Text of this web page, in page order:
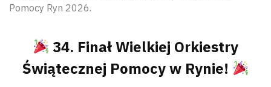
Pomocy Ryn 2026.
34. Finał Wielkiej Orkiestry
Świątecznej Pomocy w Rynie!